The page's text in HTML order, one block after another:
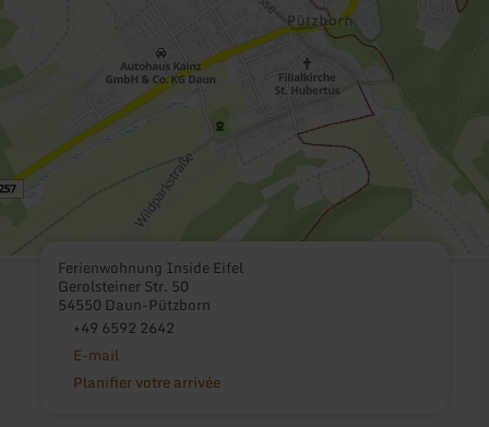
Ferienwohnung Inside Eifel
Gerolsteiner Str. 50
54550 Daun-Pützborn
+49 6592 2642
E-mail
Planifier votre arrivée